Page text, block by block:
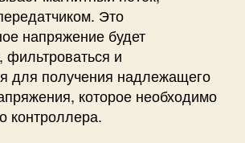
Это
напряжение будет
и
для получения надлежащего
которое необходимо
контроллера.